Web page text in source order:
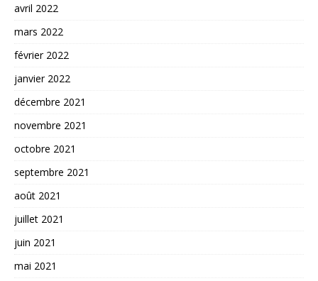
avril 2022
mars 2022
février 2022
janvier 2022
décembre 2021
novembre 2021
octobre 2021
septembre 2021
août 2021
juillet 2021
juin 2021
mai 2021